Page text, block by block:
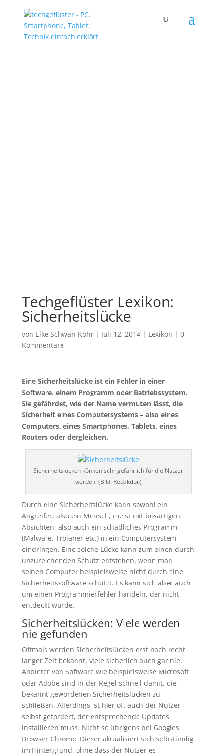
Techgeflüster Lexikon:
Sicherheitslücke
von Elke Schwan-Köhr| Juli 12, 2014| Lexikon | 0
Kommentare
Eine Sicherheitslücke ist ein Fehler in einer
Software, einem Programm oder Betriebssystem.
Sie gefährdet, wie der Name vermuten lässt, die
Sicherheit eines Computersystems – also eines
Computers, eines Smartphones, Tablets, eines
Routers oder dergleichen.
Sicherheitslücken können sehr gefährlich für die Nutzer
werden. (Bild: Redaktion)
Durch eine Sicherheitslücke kann sowohl ein
Angreifer, also ein Mensch, meist mit bösartigen
Absichten, also auch ein schädliches Programm
(Malware, Trojaner etc.) in ein Computersystem
eindringen. Eine solche Lücke kann zum einen durch
unzureichenden Schutz entstehen, wenn man
seinen Computer beispielsweise nicht durch eine
Sicherheitssoftware schützt. Es kann sich aber auch
um einen Programmierfehler handeln, der nicht
entdeckt wurde.
Sicherheitslücken: Viele werden
nie gefunden
Oftmals werden Sicherheitslücken erst nach recht
langer Zeit bekannt, viele sicherlich auch gar nie.
Anbieter von Software wie beispielsweise Microsoft
oder Adobe sind in der Regel schnell damit, die
bekannt gewordenen Sicherheitslücken zu
schließen. Allerdings ist hier oft auch der Nutzer
selbst gefordert, der entsprechende Updates
installieren muss. Nicht so übrigens bei Googles
Browser Chrome: Dieser aktualisiert sich selbständig
im Hintergrund, ohne dass der Nutzer es